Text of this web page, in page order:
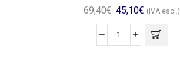
69,40€ 45,10€ (IVA escl.)